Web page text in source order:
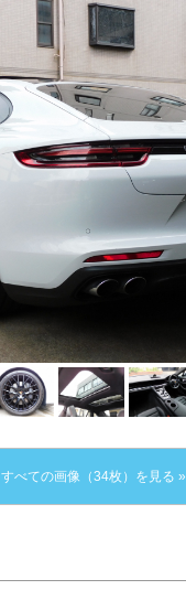
すべての画像（34枚）を見る »